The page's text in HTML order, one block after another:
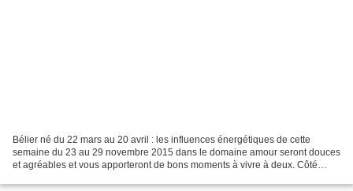
Bélier né du 22 mars au 20 avril : les influences énergétiques de cette
semaine du 23 au 29 novembre 2015 dans le domaine amour seront douces
et agréables et vous apporteront de bons moments à vivre à deux. Côté